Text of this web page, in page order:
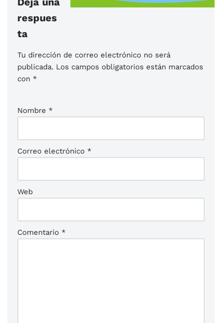
respues
ta
Tu dirección de correo electrónico no será
publicada. Los campos obligatorios están marcados
con *
Nombre *
Correo electrónico *
Web
Comentario *